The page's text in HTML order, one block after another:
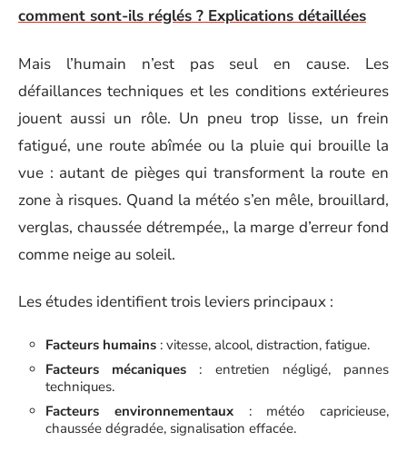
comment sont-ils réglés ? Explications détaillées
Mais l’humain n’est pas seul en cause. Les
défaillances techniques et les conditions extérieures
jouent aussi un rôle. Un pneu trop lisse, un frein
fatigué, une route abîmée ou la pluie qui brouille la
vue : autant de pièges qui transforment la route en
zone à risques. Quand la météo s’en mêle, brouillard,
verglas, chaussée détrempée,, la marge d’erreur fond
comme neige au soleil.
Les études identifient trois leviers principaux :
Facteurs humains : vitesse, alcool, distraction, fatigue.
Facteurs mécaniques : entretien négligé, pannes
techniques.
Facteurs environnementaux: météo capricieuse,
chaussée dégradée, signalisation effacée.